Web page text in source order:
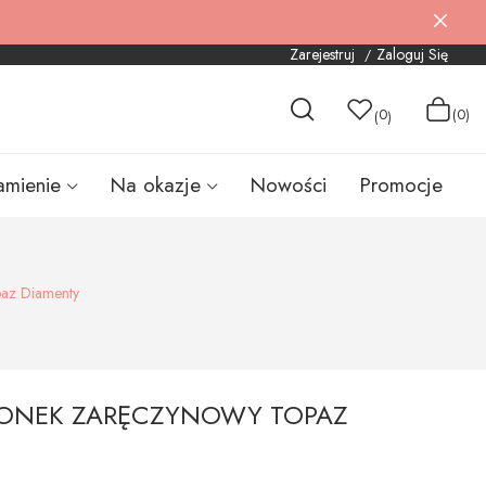
Zarejestruj Zaloguj Się
(0) (0)
Na okazje Nowości Promocje
Diamenty
ZARĘCZYNOWY TOPAZ